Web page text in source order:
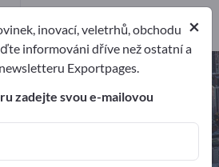
strojů –
a dodavatele
2
2
2
×
inovací, veletrhů, obchodu
informováni dříve než ostatní a
Exportpages.
zadejte svou e-mailovou